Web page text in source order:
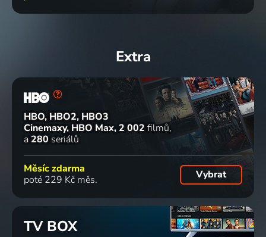
2014 | Německo, Irsko | Fantasy, Romantický
je prokletý
Extra
HBO, HBO2, HBO3
Cinemaxy, HBO Max 2 002 filmů
a 280 seriálů
Měsíc zdarma
poté 229 Kč měs.
Vybrat
TV BOX